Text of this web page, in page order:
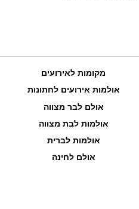
מקומות לאירועים
אולמות אירועים לחתונות
אולם לבר מצווה
אולמות לבת מצווה
אולמות לברית
אולם לחינה